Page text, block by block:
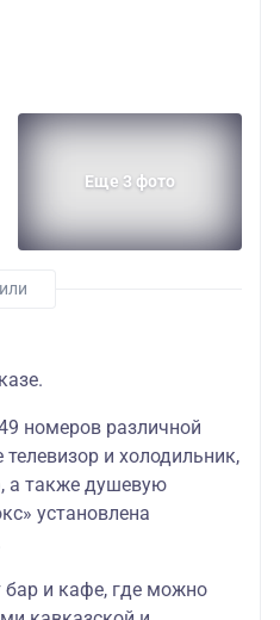
Еще 3 фото
номеров различной
и холодильник,
а также душевую
установлена
бар и кафе, где можно